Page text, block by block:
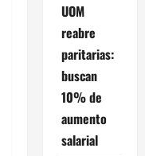
UOM
reabre
paritarias:
buscan
10% de
aumento
salarial